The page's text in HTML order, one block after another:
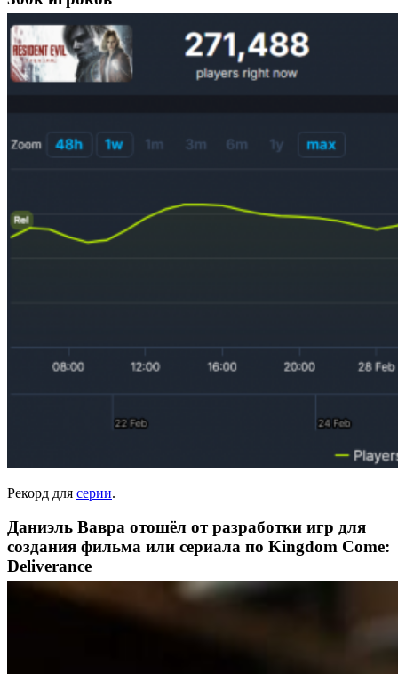
Рекорд для серии.
Даниэль Вавра отошёл от разработки игр для
создания фильма или сериала по Kingdom Come:
Deliverance